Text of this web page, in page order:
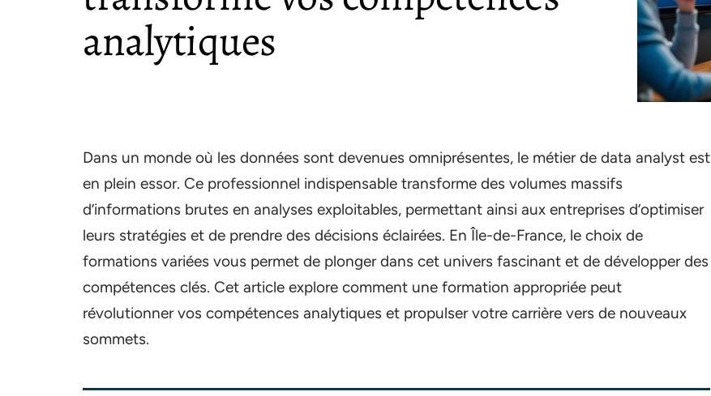
analytiques
Dans un monde où les données sont devenues omniprésentes, le métier de data analyst est
en plein essor. Ce professionnel indispensable transforme des volumes massifs
d’informations brutes en analyses exploitables, permettant ainsi aux entreprises d’optimiser
leurs stratégies et de prendre des décisions éclairées. En Île-de-France, le choix de
formations variées vous permet de plonger dans cet univers fascinant et de développer des
compétences clés. Cet article explore comment une formation appropriée peut
révolutionner vos compétences analytiques et propulser votre carrière vers de nouveaux
sommets.